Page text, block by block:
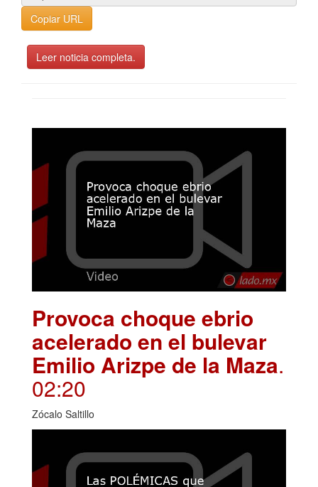
Copiar URL
Leer noticia completa.
Provoca choque ebrio
acelerado en el bulevar
Emilio Arizpe de la Maza.
02:20
Zócalo Saltillo